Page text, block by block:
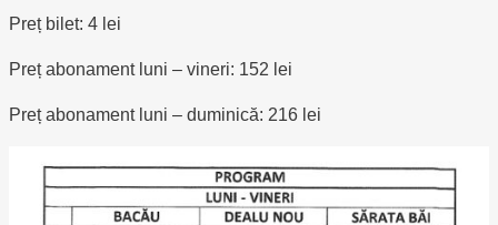
Preț bilet: 4 lei
Preț abonament luni – vineri: 152 lei
Preț abonament luni – duminică: 216 lei